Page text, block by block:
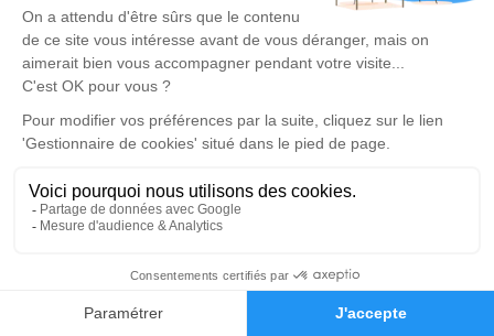
Faire-part Hommages
Je rends hommage
Cérémonie religieuse
samedi 17 juillet 2021 à 14h30
Église de Serqueux
Déroulé des obsèques